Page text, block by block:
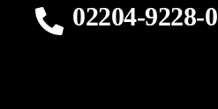
02204-9228-0